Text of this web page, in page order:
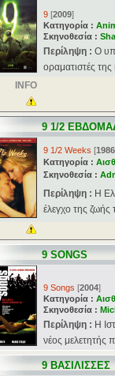
9 [2009]
Κατηγορία :
Σκηνοθεσία :
Περίληψη : Ο
οραματιστές
INFO
9 1/2
9 1/2 Weeks [1986
Κατηγορία :
Σκηνοθεσία :
Περίληψη : Η
έλεγχο της ζωής
9 SONGS
9 Songs [2004]
Κατηγορία :
Σκηνοθεσία :
Περίληψη : Η
νέος μελετητής
9 ΒΑΣΙΛΙΣΣΕΣ